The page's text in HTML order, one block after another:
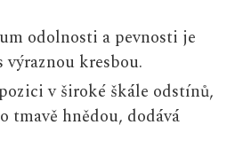
odolnosti a pevnosti je
kresbou.
v široké škále odstínů,
tmavě hnědou, dodává